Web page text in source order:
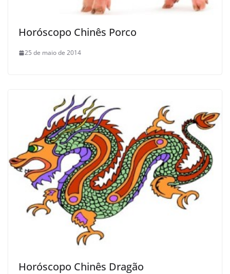
Horóscopo Chinês Porco
25 de maio de 2014
Horóscopo Chinês Dragão